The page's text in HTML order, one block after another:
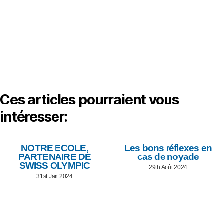
Ces articles pourraient vous
intéresser:
NOTRE ÉCOLE,
PARTENAIRE DE
SWISS OLYMPIC
31st Jan 2024
Les bons réflexes en
cas de noyade
29th Août 2024